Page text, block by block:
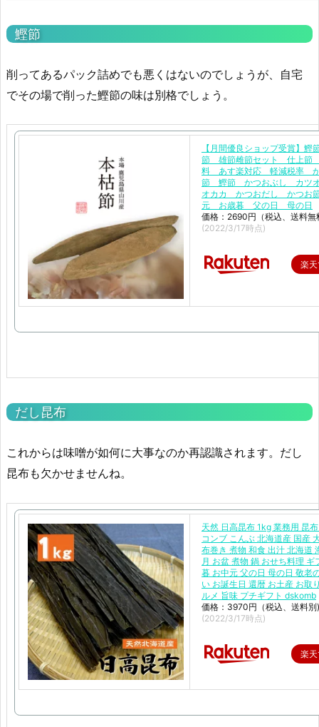
鰹節
削ってあるパック詰めでも悪くはないのでしょうが、自宅
でその場で削った鰹節の味は別格でしょう。
【月間優良ショップ受賞】
節 雄節雌節セット 仕上節
料 あす楽対応 軽減税率
節 鰹節 かつおぶし カツ
オカカ かつおだし かつお
元 お歳暮 父の日 母の日
価格：2690円（税込、送料無
(2022/3/17時点)
楽
だし昆布
これからは味噌が如何に大事なのか再認識されます。だし
昆布も欠かせませんね。
天然 日高昆布 1kg 業務用 昆
コンブ こんぶ 北海道産 国産
布巻き 煮物 和食 出汁 北海道
月 お盆 煮物 鍋 おせち料理 ギ
暮 お中元 父の日 母の日 敬老
い お誕生日 還暦 お土産 お取
ルメ 旨味 プチギフト dskomb
価格：3970円（税込、送料別)
(2022/3/17時点)
楽